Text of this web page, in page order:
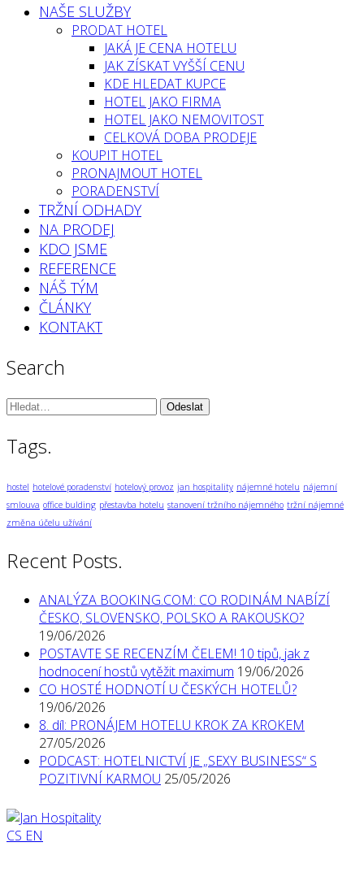
NAŠE SLUŽBY
PRODAT HOTEL
JAKÁ JE CENA HOTELU
JAK ZÍSKAT VYŠŠÍ CENU
KDE HLEDAT KUPCE
HOTEL JAKO FIRMA
HOTEL JAKO NEMOVITOST
CELKOVÁ DOBA PRODEJE
KOUPIT HOTEL
PRONAJMOUT HOTEL
PORADENSTVÍ
TRŽNÍ ODHADY
NA PRODEJ
KDO JSME
REFERENCE
NÁŠ TÝM
ČLÁNKY
KONTAKT
Search
Vyhledávání:
Tags.
hostel hotelové poradenství hotelový provoz jan hospitality nájemné hotelu nájemní
smlouva office bulding přestavba hotelu stanovení tržního nájemného tržní nájemné
změna účelu užívání
Recent Posts.
ANALÝZA BOOKING.COM: CO RODINÁM NABÍZÍ
ČESKO, SLOVENSKO, POLSKO A RAKOUSKO?
19/06/2026
POSTAVTE SE RECENZÍM ČELEM! 10 tipů, jak z
hodnocení hostů vytěžit maximum 19/06/2026
CO HOSTÉ HODNOTÍ U ČESKÝCH HOTELŮ?
19/06/2026
8. díl: PRONÁJEM HOTELU KROK ZA KROKEM
27/05/2026
PODCAST: HOTELNICTVÍ JE „SEXY BUSINESS“ S
POZITIVNÍ KARMOU 25/05/2026
CS EN